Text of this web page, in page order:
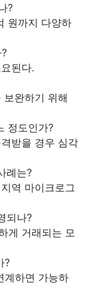
?
원까지 다양하
된다.
완하기 위해
정도인가?
받을 경우 심각
례는?
역 마이크로그
되나?
게 거래되는 모
?
계하면 가능하